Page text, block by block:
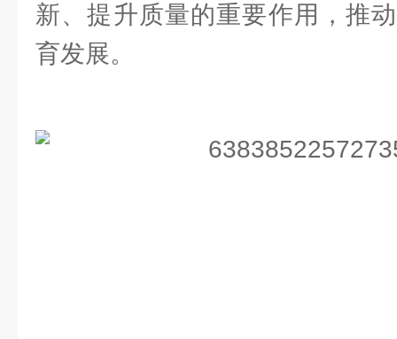
新、提升质量的重要作用，推
育发展。